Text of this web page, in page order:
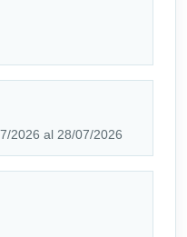
2026 al 28/07/2026